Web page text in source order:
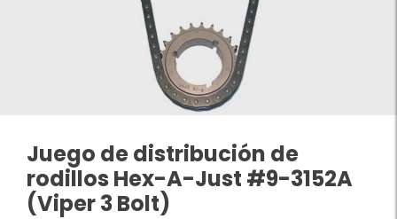
Juego de distribución de
rodillos Hex-A-Just #9-3152A
(Viper 3 Bolt)